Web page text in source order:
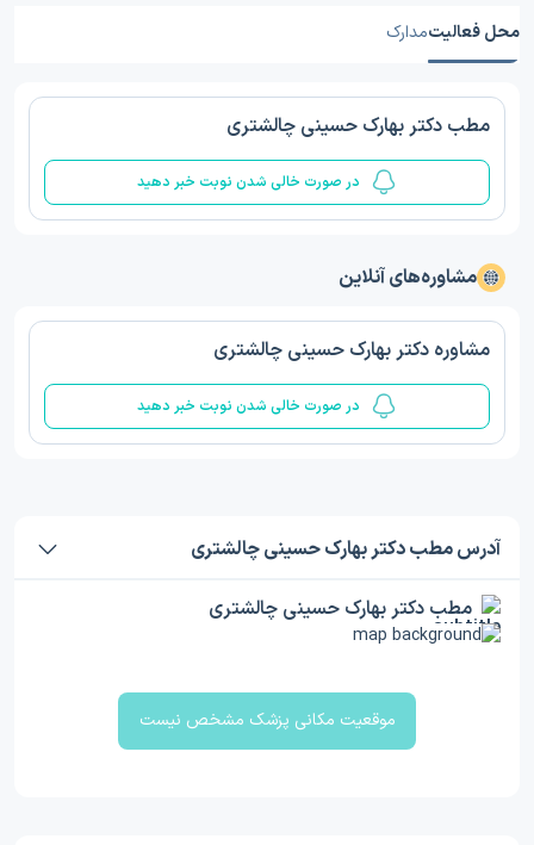
محل فعالیتمدارک
مطب دکتر بهارک حسینی چالشتری
در صورت خالی شدن نوبت خبر دهید
مشاوره‌های آنلاین
مشاوره دکتر بهارک حسینی چالشتری
در صورت خالی شدن نوبت خبر دهید
آدرس مطب دکتر بهارک حسینی چالشتری
مطب دکتر بهارک حسینی چالشتری
موقعیت مکانی پزشک مشخص نیست